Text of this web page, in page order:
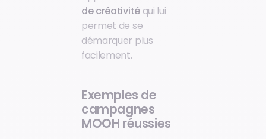
de créativitéqui lui
permet de se
démarquer plus
facilement.
Exemples de
campagnes
MOOH réussies